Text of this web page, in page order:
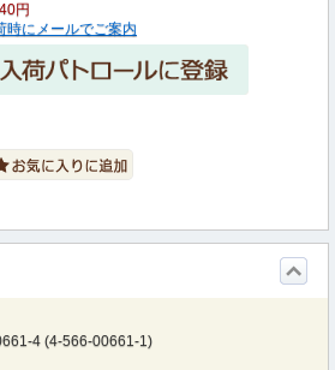
円
時にメールでご案内
4 (4-566-00661-1)